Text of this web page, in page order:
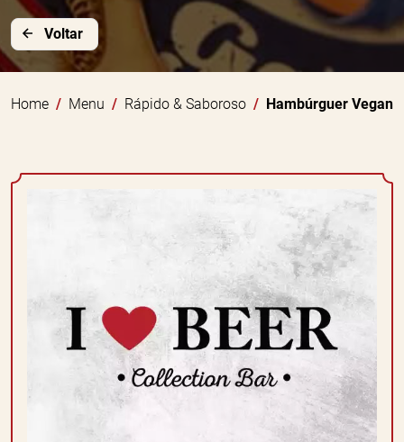
Voltar
Home Menu Rápido & Saboroso Hambúrguer Vegan